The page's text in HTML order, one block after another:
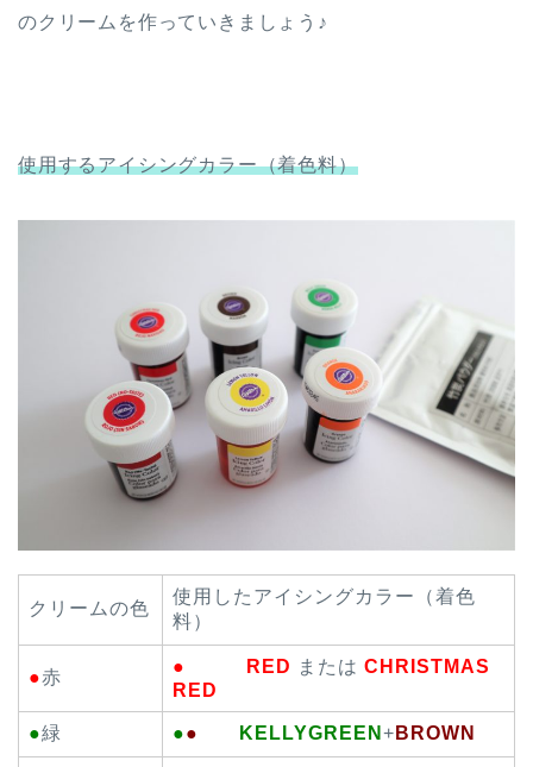
のクリームを作っていきましょう♪
使用するアイシングカラー（着色料）
クリームの色
使用したアイシングカラー（着色
料）
●赤
● RED または CHRISTMAS
RED
●緑 ●● KELLYGREEN + BROWN